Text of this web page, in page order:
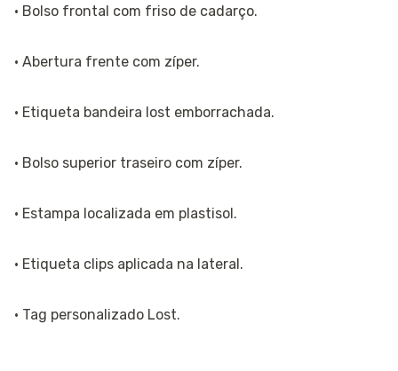
· Bolso frontal com friso de cadarço.
· Abertura frente com zíper.
· Etiqueta bandeira lost emborrachada.
· Bolso superior traseiro com zíper.
· Estampa localizada em plastisol.
· Etiqueta clips aplicada na lateral.
· Tag personalizado Lost.